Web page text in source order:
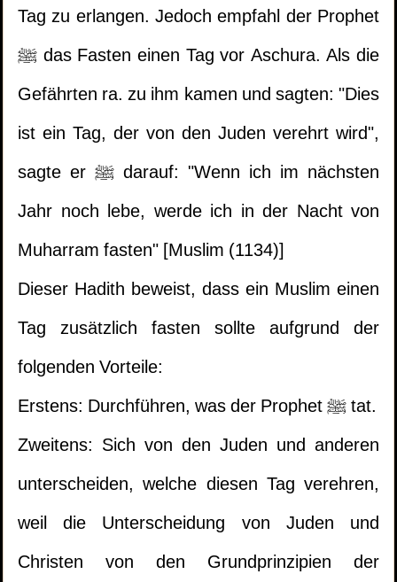
Tag zu erlangen. Jedoch empfahl der Prophet
ﷺ das Fasten einen Tag vor Aschura. Als die
Gefährten ra. zu ihm kamen und sagten: "Dies
ist ein Tag, der von den Juden verehrt wird",
sagte er ﷺ darauf: "Wenn ich im nächsten
Jahr noch lebe, werde ich in der Nacht von
Muharram fasten" [Muslim (1134)]
Dieser Hadith beweist, dass ein Muslim einen
Tag zusätzlich fasten sollte aufgrund der
folgenden Vorteile:
Erstens: Durchführen, was der Prophet ﷺ tat.
Zweitens: Sich von den Juden und anderen
unterscheiden, welche diesen Tag verehren,
weil die Unterscheidung von Juden und
Christen von den Grundprinzipien der